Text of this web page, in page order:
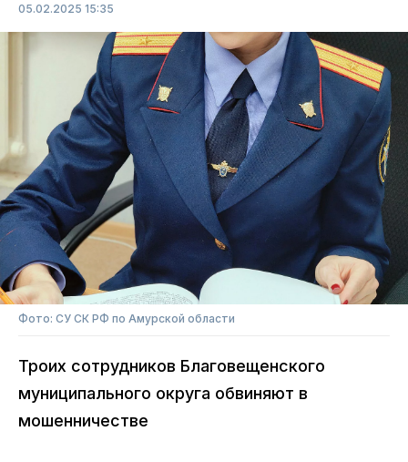
05.02.2025 15:35
Фото: СУ СК РФ по Амурской области
Троих сотрудников Благовещенского
муниципального округа обвиняют в
мошенничестве